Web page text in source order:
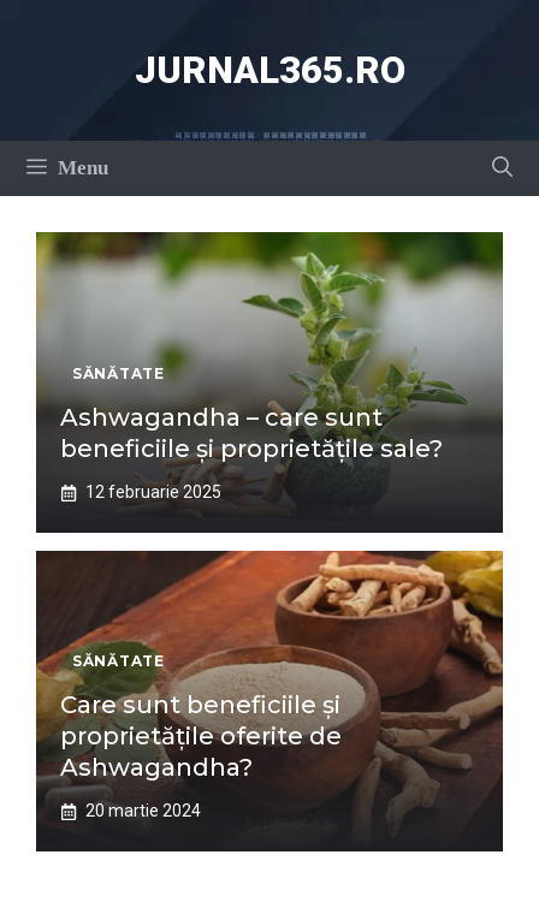
JURNAL365.RO
Menu
SĂNĂTATE
Ashwagandha – care sunt
beneficiile și proprietățile sale?
12 februarie 2025
SĂNĂTATE
Care sunt beneficiile și
proprietățile oferite de
Ashwagandha?
20 martie 2024